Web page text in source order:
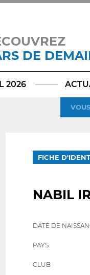
DE
2026
FICHE
NABIL
DATE DE
PAYS
CLUB